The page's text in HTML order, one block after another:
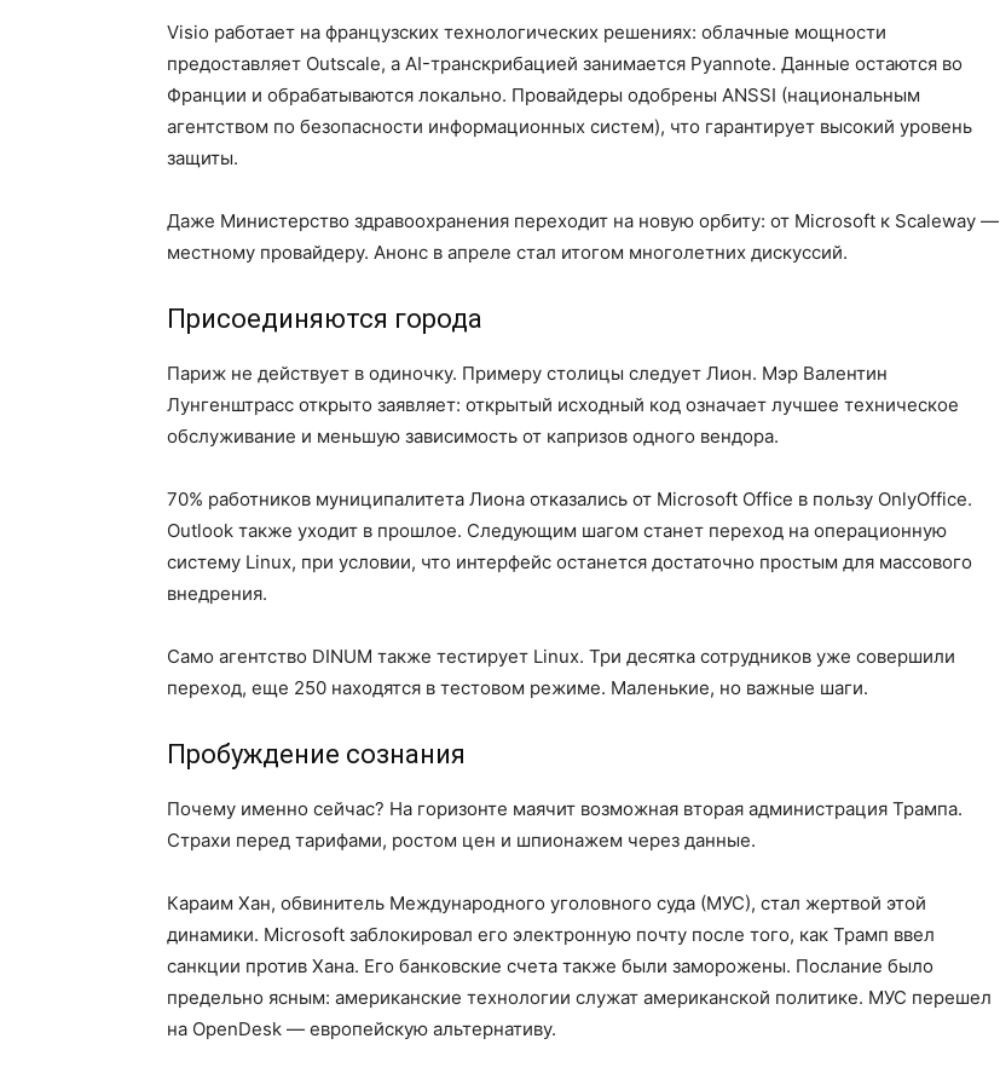
Visio работает на французских технологических решениях: облачные мощности
предоставляет Outscale, а AI-транскрибацией занимается Pyannote. Данные остаются во
Франции и обрабатываются локально. Провайдеры одобрены ANSSI (национальным
агентством по безопасности информационных систем), что гарантирует высокий уровень
защиты.
Даже Министерство здравоохранения переходит на новую орбиту: от Microsoft к Scaleway —
местному провайдеру. Анонс в апреле стал итогом многолетних дискуссий.
Присоединяются города
Париж не действует в одиночку. Примеру столицы следует Лион. Мэр Валентин
Лунгенштрасс открыто заявляет: открытый исходный код означает лучшее техническое
обслуживание и меньшую зависимость от капризов одного вендора.
70% работников муниципалитета Лиона отказались от Microsoft Office в пользу OnlyOffice.
Outlook также уходит в прошлое. Следующим шагом станет переход на операционную
систему Linux, при условии, что интерфейс останется достаточно простым для массового
внедрения.
Само агентство DINUM также тестирует Linux. Три десятка сотрудников уже совершили
переход, еще 250 находятся в тестовом режиме. Маленькие, но важные шаги.
Пробуждение сознания
Почему именно сейчас? На горизонте маячит возможная вторая администрация Трампа.
Страхи перед тарифами, ростом цен и шпионажем через данные.
Караим Хан, обвинитель Международного уголовного суда (МУС), стал жертвой этой
динамики. Microsoft заблокировал его электронную почту после того, как Трамп ввел
санкции против Хана. Его банковские счета также были заморожены. Послание было
предельно ясным: американские технологии служат американской политике. МУС перешел
на OpenDesk — европейскую альтернативу.